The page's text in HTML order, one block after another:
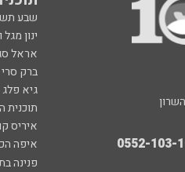
שבע
ינון
אראל
ברק
גיא פלג
תוכנית
איריס
איפה
פנינה